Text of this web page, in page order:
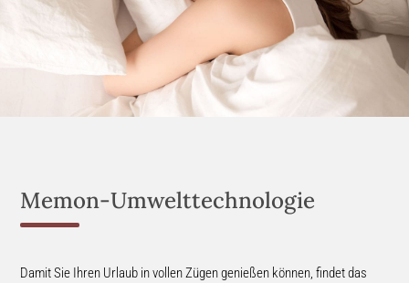
Memon-Umwelttechnologie
Damit Sie Ihren Urlaub in vollen Zügen genießen können, findet das